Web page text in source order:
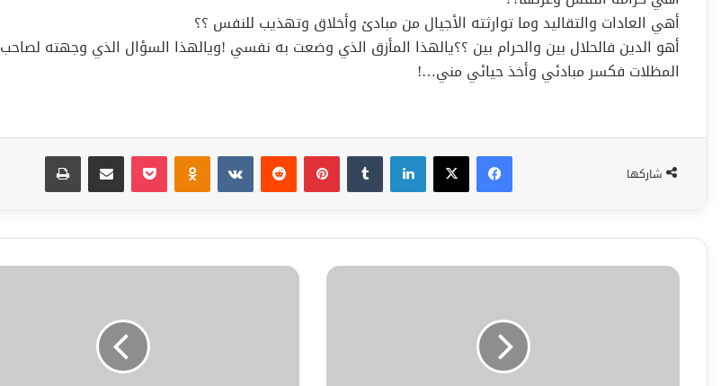
أهي العادات والتقاليد وما توارثته الأجيال من مبادئ وأخلاق وتهذيب للنفس ؟؟
أهو الدين فالحلال بين والحرام بين ؟؟يالهذا المأزق الذي وضعت به نفسي !ويالهذا السؤال الذي وجهته لصاحب
المظلات فكسر مبادئي وأخذ حيائي مني…!
شاركها
فيسبوك‫X لينكدإن بينتيريست Odnoklassniki
‫Pocket مشاركة عبر البريد طباعة
بقلم
كتب